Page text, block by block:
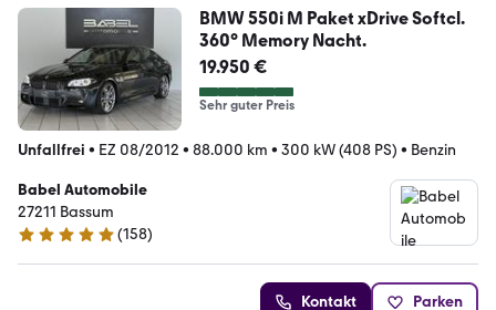
BMW 550i M Paket xDrive Softcl.
360° Memory Nacht.
19.950 €
Sehr guter Preis
Unfallfrei • EZ 08/2012 • 88.000 km • 300 kW (408 PS) • Benzin
Babel Automobile
27211 Bassum
4.9 Sterne
(158)
Kontakt Parken